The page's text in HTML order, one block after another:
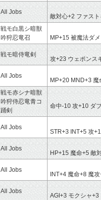
All Jobs
敵対心+2 ファス
戦モ白黒シ暗獣
吟狩忍竜召
MP+15 被魔法ダ
戦モ暗侍竜剣
攻+23 ウェポンス
All Jobs
MP+20 MND+3 魔
戦モ赤シナ暗獣
吟狩侍忍竜青コ
踊剣
命中-10 攻+10 ダ
All Jobs
STR+3 INT+5 攻
All Jobs
HP+15 魔命+5 敵
All Jobs
INT+4 魔命+8 魔
All Jobs
AGI+3 モクシャ+3